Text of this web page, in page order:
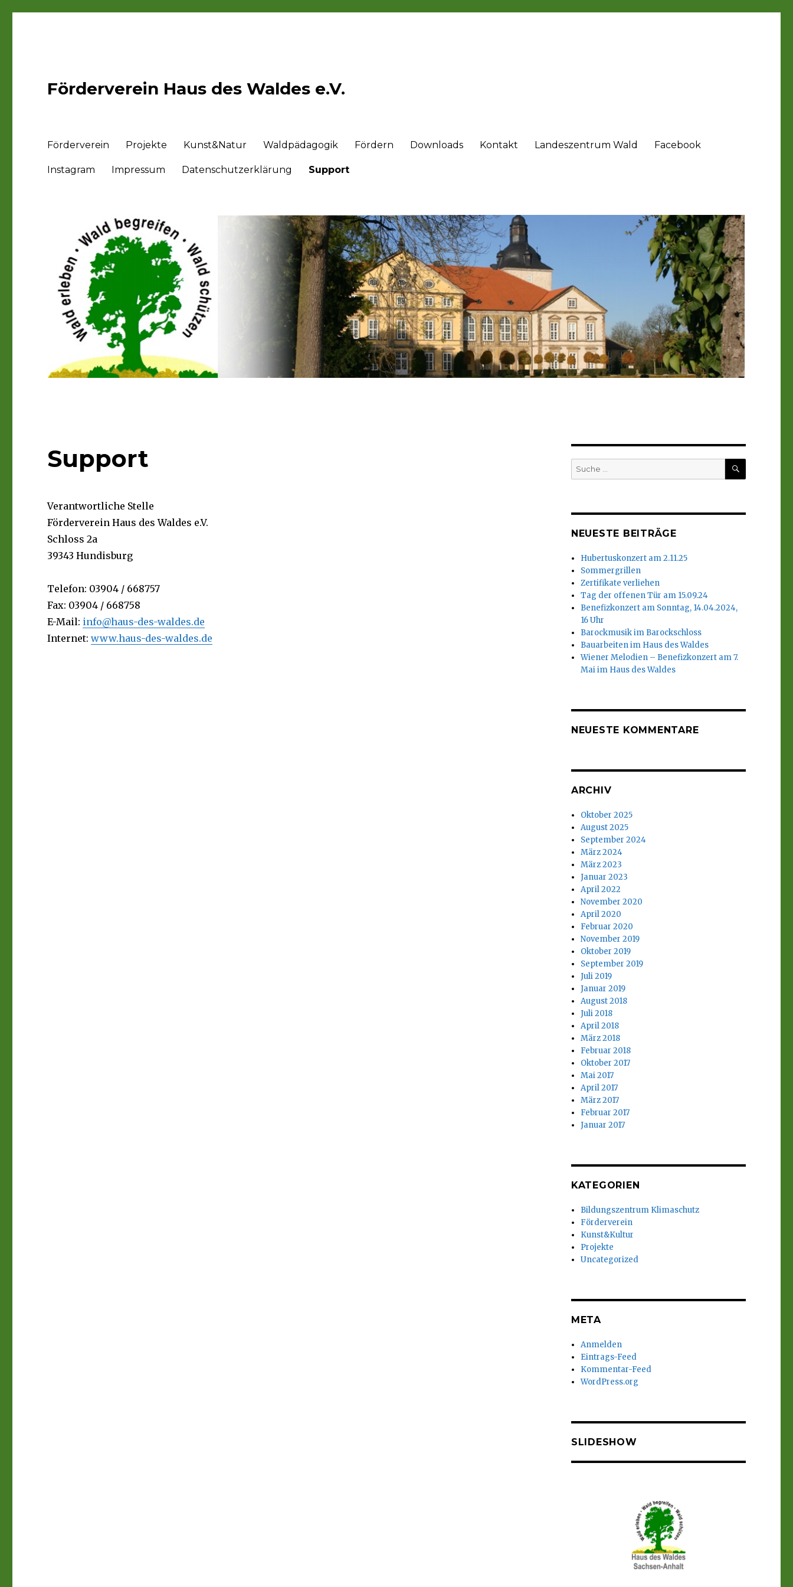
Förderverein Haus des Waldes e.V.
Förderverein Projekte Kunst&Natur Waldpädagogik Fördern Downloads Kontakt Landeszentrum Wald Facebook
Instagram Impressum Datenschutzerklärung Support
Support
Verantwortliche Stelle
Förderverein Haus des Waldes e.V.
Schloss 2a
39343 Hundisburg
Telefon: 03904 / 668757
Fax: 03904 / 668758
E-Mail: info@haus-des-waldes.de
Internet:www.haus-des-waldes.de
Suche
nach:
SUCHEN
NEUESTE BEITRÄGE
Hubertuskonzert am 2.11.25
Sommergrillen
Zertifikate verliehen
Tag der offenen Tür am 15.09.24
Benefizkonzert am Sonntag, 14.04.2024,
16 Uhr
Barockmusik im Barockschloss
Bauarbeiten im Haus des Waldes
Wiener Melodien – Benefizkonzert am 7.
Mai im Haus des Waldes
NEUESTE KOMMENTARE
ARCHIV
Oktober 2025
August 2025
September 2024
März 2024
März 2023
Januar 2023
April 2022
November 2020
April 2020
Februar 2020
November 2019
Oktober 2019
September 2019
Juli 2019
Januar 2019
August 2018
Juli 2018
April 2018
März 2018
Februar 2018
Oktober 2017
Mai 2017
April 2017
März 2017
Februar 2017
Januar 2017
KATEGORIEN
Bildungszentrum Klimaschutz
Förderverein
Kunst&Kultur
Projekte
Uncategorized
META
Anmelden
Eintrags-Feed
Kommentar-Feed
WordPress.org
SLIDESHOW